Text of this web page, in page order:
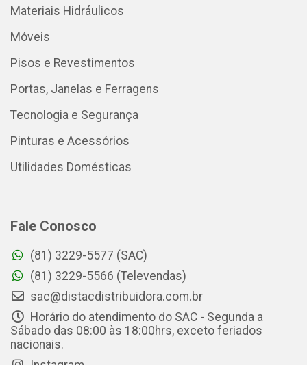
Materiais Hidráulicos
Móveis
Pisos e Revestimentos
Portas, Janelas e Ferragens
Tecnologia e Segurança
Pinturas e Acessórios
Utilidades Domésticas
Fale Conosco
(81) 3229-5577 (SAC)
(81) 3229-5566 (Televendas)
sac@distacdistribuidora.com.br
Horário do atendimento do SAC - Segunda a
Sábado das 08:00 às 18:00hrs, exceto feriados
nacionais.